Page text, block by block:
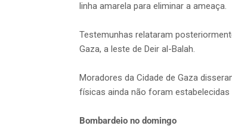
linha amarela para eliminar a ameaça.
Testemunhas relataram
Gaza, a leste de Deir al-Balah.
Moradores da Cidade de Gaza
físicas ainda não foram
Bombardeio no domingo